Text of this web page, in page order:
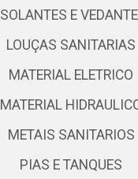
ISOLANTES E
LOUÇAS SANITARIAS
MATERIAL ELETRICO
MATERIAL
METAIS SANITARIOS
PIAS E TANQUES